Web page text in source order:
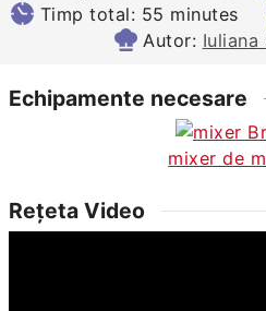
Timp total: 55 minutes
minutes
Autor: Iuliana
Echipamente necesare
mixer de
Rețeta Video